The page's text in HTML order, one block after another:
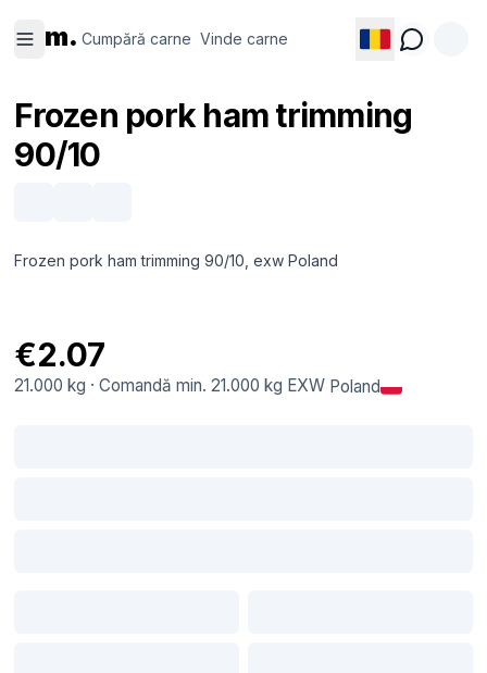
m. Cumpără carne Vinde carne
carne
carne
Frozen pork ham trimming
90/10
Frozen pork ham trimming 90/10, exw Poland
€2.07
21.000 kg ·Comandă min. 21.000 kg EXW Poland